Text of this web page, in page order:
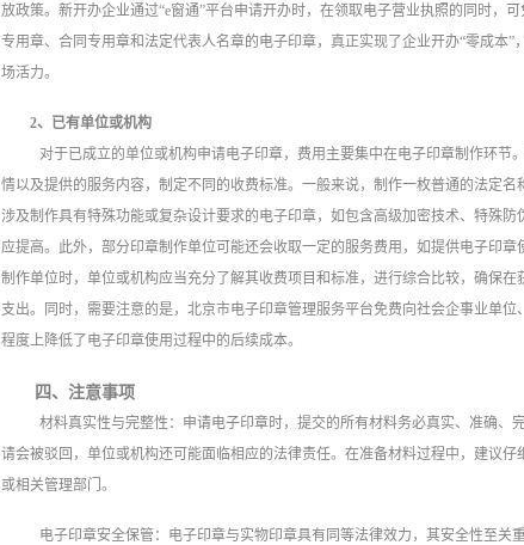
放政策。新开办企业通过“e窗通”平台申请开办时，在领取电子营业执照的同时，
专用章、合同专用章和法定代表人名章的电子印章，真正实现了企业开办“零成本
场活力。
2、已有单位或机构
对于已成立的单位或机构申请电子印章，费用主要集中在电子印章制作环节
情以及提供的服务内容，制定不同的收费标准。一般来说，制作一枚普通的法定
涉及制作具有特殊功能或复杂设计要求的电子印章，如包含高级加密技术、特殊
应提高。此外，部分印章制作单位可能还会收取一定的服务费用，如提供电子印
制作单位时，单位或机构应当充分了解其收费项目和标准，进行综合比较，确保
支出。同时，需要注意的是，北京市电子印章管理服务平台免费向社会企事业单
程度上降低了电子印章使用过程中的后续成本。
四、注意事项
材料真实性与完整性：申请电子印章时，提交的所有材料务必真实、准确、
请会被驳回，单位或机构还可能面临相应的法律责任。在准备材料过程中，建议
或相关管理部门。
电子印章安全保管：电子印章与实物印章具有同等法律效力，其安全性至关